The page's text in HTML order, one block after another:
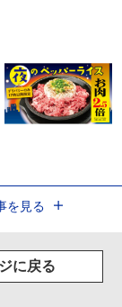
を見る
に戻る